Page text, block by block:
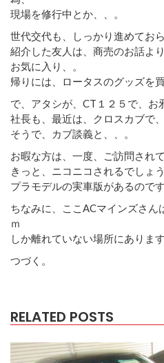
現場を修行中とか、、。
世代交代も、しっかり進めておら
紹介した友人は、商売のお話よ
お気に入り、。
帰りには、ロータスのグッズを
で、アタシが、CT１２５で、お
社長も、最近は、クロスカブで
そうで、カブ談義と、、。
お暇な方は、一度、ご訪問されて
きっと、ニコニコされるでしょう
プラモデルの実車版があるので
ちなみに、ここACマインズさん
ｍ
しか離れていない場所にあります
つづく。
RELATED POSTS